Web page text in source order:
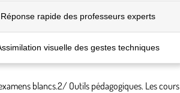
Réponse rapide des professeurs experts
visuelle des gestes techniques
blancs.2/ Outils pédagogiques. Les cours